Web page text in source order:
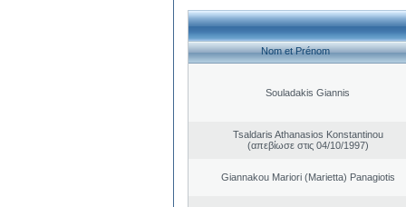
Nom et Prénom
Souladakis Giannis
Tsaldaris Athanasios Konstantinou
(απεβίωσε στις 04/10/1997)
Giannakou Mariori (Marietta) Panagiotis